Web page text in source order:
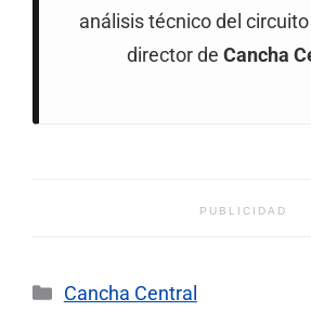
análisis técnico del
director de Cancha
PUBLICIDAD
Categorías
Cancha Central